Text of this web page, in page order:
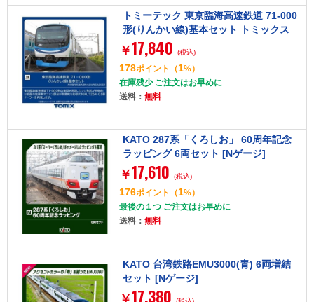
トミーテック 東京臨海高速鉄道 71-000
形(りんかい線)基本セット トミックス
[Nゲージ]
￥17,840 (税込)
178ポイント （1%）
在庫残少 ご注文はお早めに
送料： 無料
KATO 287系「くろしお」 60周年記念
ラッピング 6両セット [Nゲージ]
￥17,610 (税込)
176ポイント （1%）
最後の１つ ご注文はお早めに
送料： 無料
KATO 台湾鉄路EMU3000(青) 6両増結
セット [Nゲージ]
￥17,380